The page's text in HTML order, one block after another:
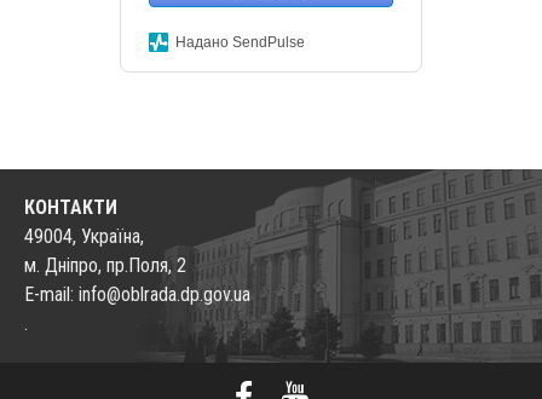
Надано SendPulse
КОНТАКТИ
49004, Україна,
м. Дніпро, пр.Поля, 2
E-mail: info@oblrada.dp.gov.ua
.